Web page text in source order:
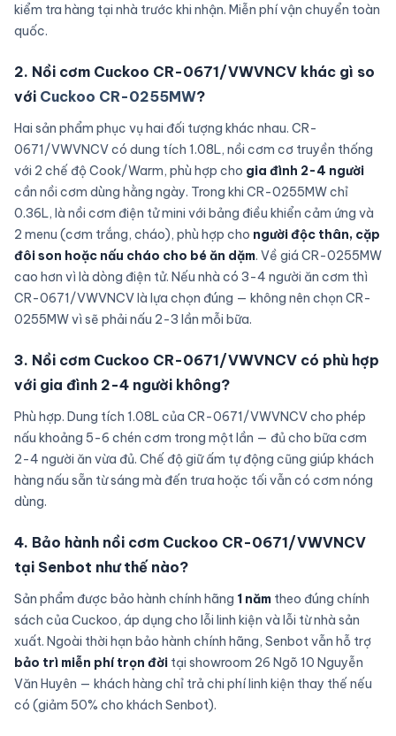
kiểm tra hàng tại nhà trước khi nhận. Miễn phí vận chuyển toàn
quốc.
2. Nồi cơm Cuckoo CR-0671/VWVNCV khác gì so
với Cuckoo CR-0255MW?
Hai sản phẩm phục vụ hai đối tượng khác nhau. CR-
0671/VWVNCV có dung tích 1.08L, nồi cơm cơ truyền thống
với 2 chế độ Cook/Warm, phù hợp cho gia đình 2-4 người
cần nồi cơm dùng hằng ngày. Trong khi CR-0255MW chỉ
0.36L, là nồi cơm điện tử mini với bảng điều khiển cảm ứng và
2 menu (cơm trắng, cháo), phù hợp cho người độc thân, cặp
đôi son hoặc nấu cháo cho bé ăn dặm. Về giá CR-0255MW
cao hơn vì là dòng điện tử. Nếu nhà có 3-4 người ăn cơm thì
CR-0671/VWVNCV là lựa chọn đúng — không nên chọn CR-
0255MW vì sẽ phải nấu 2-3 lần mỗi bữa.
3. Nồi cơm Cuckoo CR-0671/VWVNCV có phù hợp
với gia đình 2-4 người không?
Phù hợp. Dung tích 1.08L của CR-0671/VWVNCV cho phép
nấu khoảng 5-6 chén cơm trong một lần — đủ cho bữa cơm
2-4 người ăn vừa đủ. Chế độ giữ ấm tự động cũng giúp khách
hàng nấu sẵn từ sáng mà đến trưa hoặc tối vẫn có cơm nóng
dùng.
4. Bảo hành nồi cơm Cuckoo CR-0671/VWVNCV
tại Senbot như thế nào?
Sản phẩm được bảo hành chính hãng 1 năm theo đúng chính
sách của Cuckoo, áp dụng cho lỗi linh kiện và lỗi từ nhà sản
xuất. Ngoài thời hạn bảo hành chính hãng, Senbot vẫn hỗ trợ
bảo trì miễn phí trọn đời tại showroom 26 Ngõ 10 Nguyễn
Văn Huyên — khách hàng chỉ trả chi phí linh kiện thay thế nếu
có (giảm 50% cho khách Senbot).